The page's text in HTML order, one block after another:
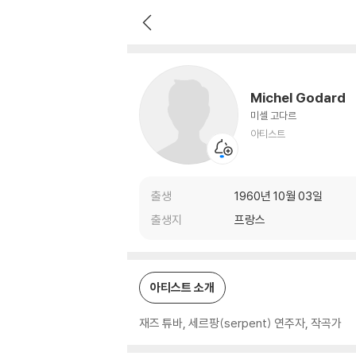
Michel Godard
미셀 고다르
아티스트
출생
1960년 10월 03일
출생지
프랑스
아티스트 소개
재즈 튜바, 세르팡(serpent) 연주자, 작곡가